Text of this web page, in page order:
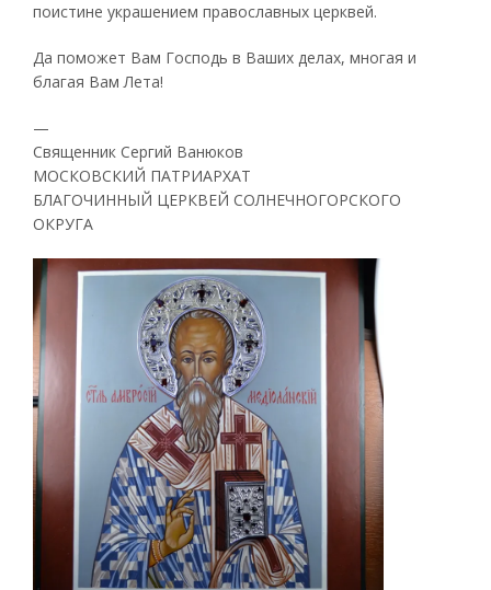
поистине украшением православных церквей.
Да поможет Вам Господь в Ваших делах, многая и
благая Вам Лета!
—
Священник Сергий Ванюков
МОСКОВСКИЙ ПАТРИАРХАТ
БЛАГОЧИННЫЙ ЦЕРКВЕЙ СОЛНЕЧНОГОРСКОГО
ОКРУГА